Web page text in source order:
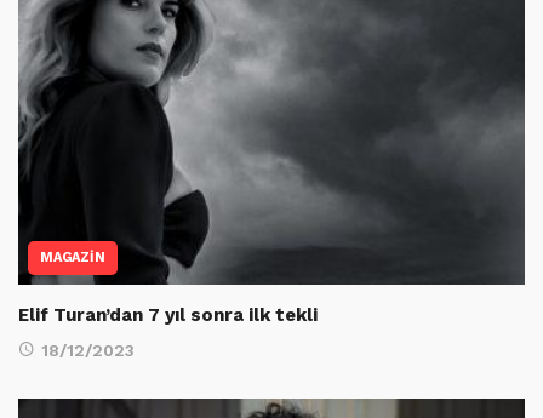
MAGAZİN
Elif Turan’dan 7 yıl sonra ilk tekli
18/12/2023